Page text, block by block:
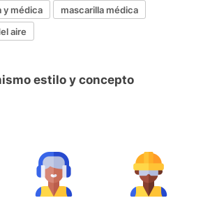
y médica
mascarilla médica
aire
estilo y concepto